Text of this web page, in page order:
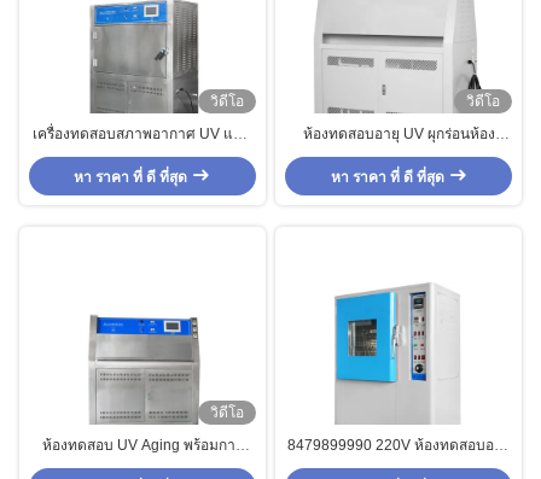
วิดีโอ
เครื่องทดสอบสภาพอากาศ UV แบบ
เร่งความเร็ว, จอทัชสกรีน UV High
Aging Test Chamber
หา ราคา ที่ ดี ที่สุด
วิดีโอ
ห้องทดสอบอายุ UV ผุกร่อนห้อง
ทดสอบสิ่งแวดล้อม
หา ราคา ที่ ดี ที่สุด
วิดีโอ
ห้องทดสอบ UV Aging พร้อมการ
ควบคุมความชื้นอุณหภูมิสมดุล
8479899990 220V ห้องทดสอบอายุ
การไหลเวียนของอากาศร้อน UV